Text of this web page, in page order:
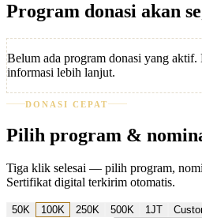
Program donasi akan
Belum ada program donasi yang
informasi lebih lanjut.
DONASI CEPAT
Pilih program &
Tiga klik selesai — pilih program,
Sertifikat digital terkirim otomatis.
50K 100K 250K 500K 1JT